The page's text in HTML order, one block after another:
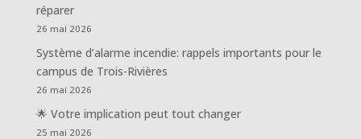
réparer
26 mai 2026
Système d’alarme incendie: rappels importants pour le
campus de Trois-Rivières
26 mai 2026
🌟 Votre implication peut tout changer
25 mai 2026